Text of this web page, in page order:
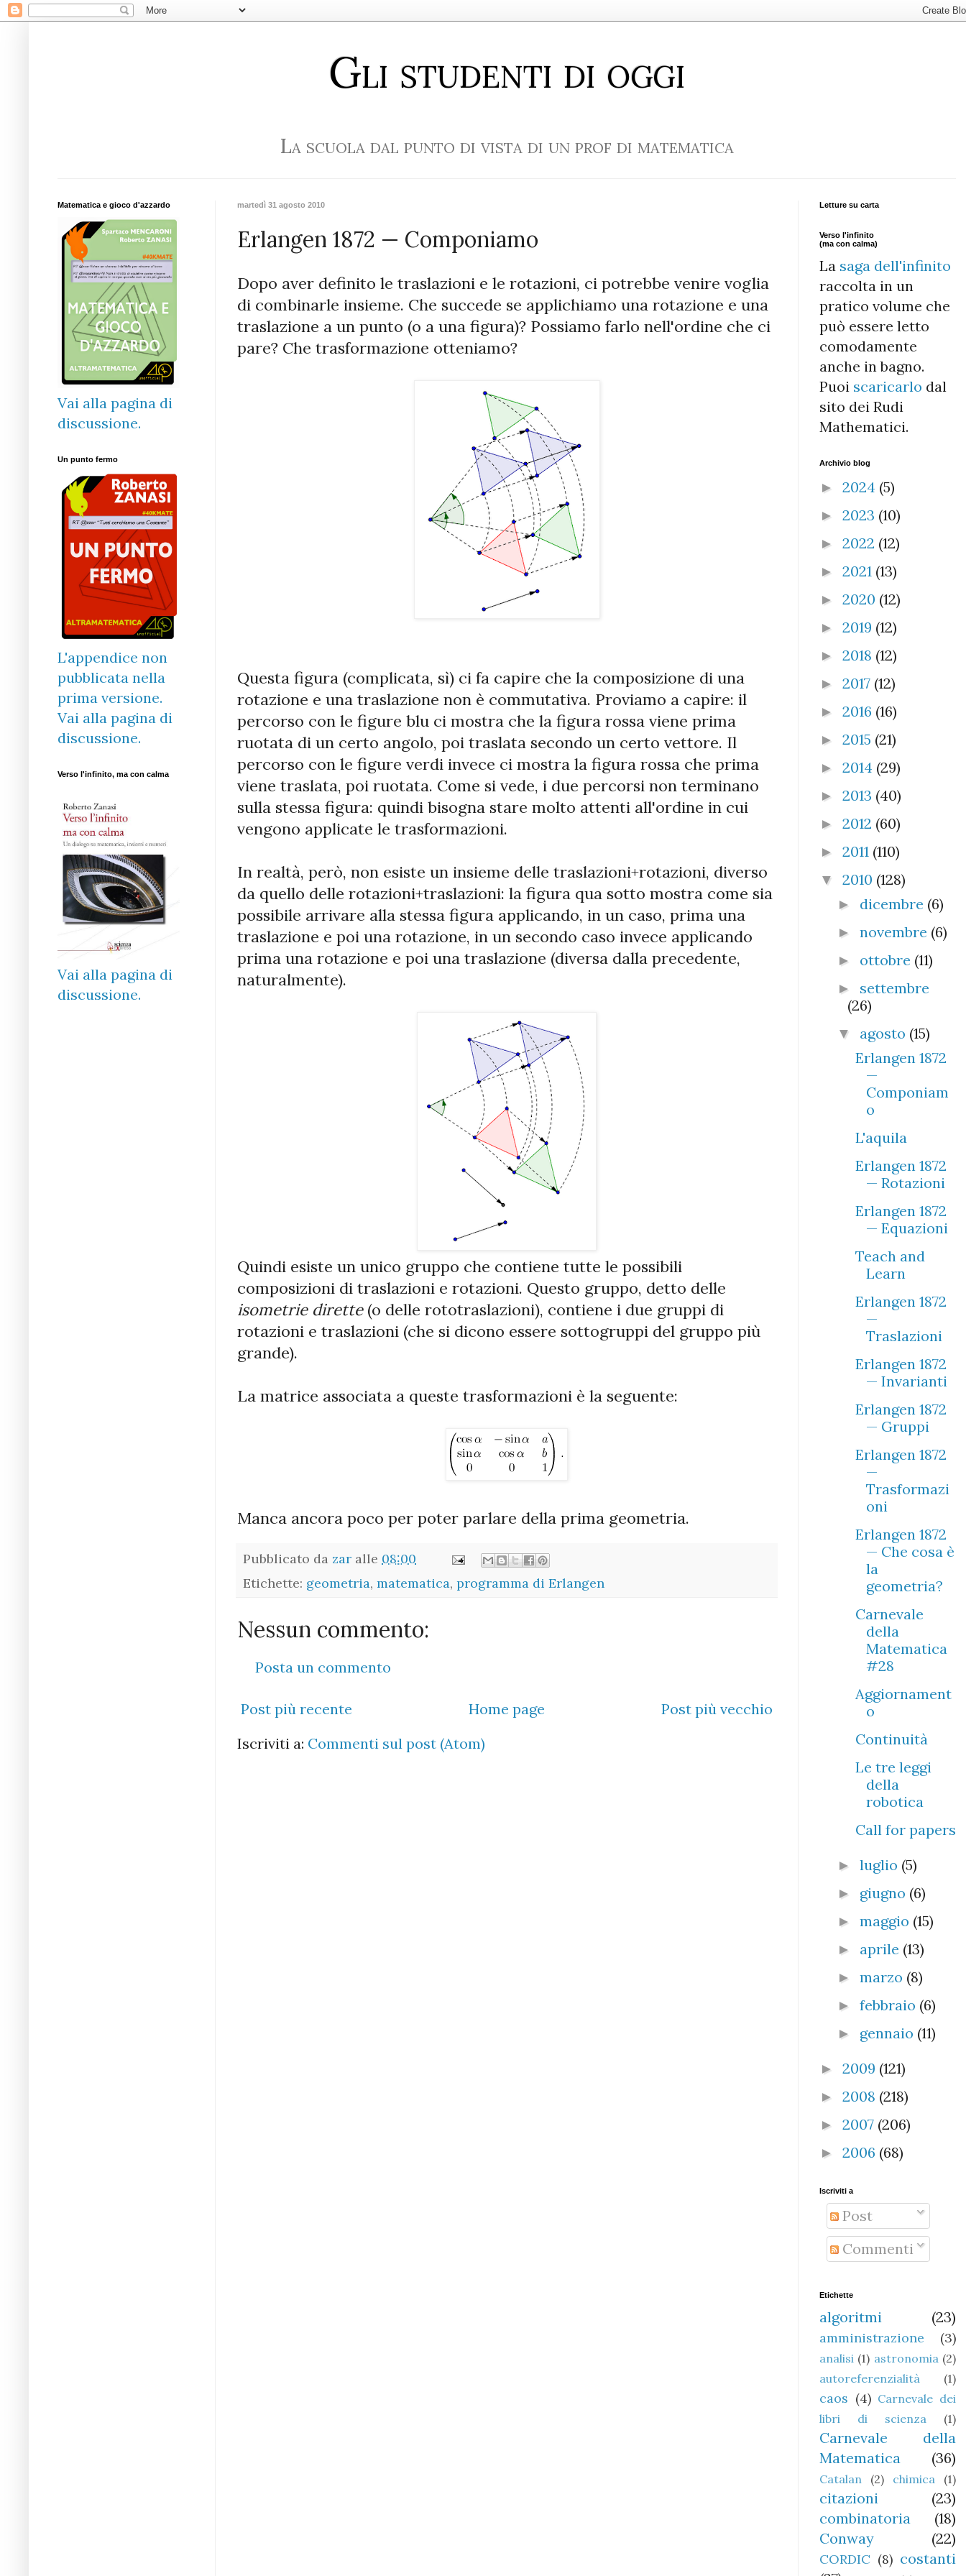
Gli studenti di oggi
La scuola dal punto di vista di un prof di matematica
martedì 31 agosto 2010
Erlangen 1872 — Componiamo
Dopo aver definito le traslazioni e le rotazioni, ci potrebbe venire voglia
di combinarle insieme. Che succede se applichiamo una rotazione e una
traslazione a un punto (o a una figura)? Possiamo farlo nell'ordine che ci
pare? Che trasformazione otteniamo?
Questa figura (complicata, sì) ci fa capire che la composizione di una
rotazione e una traslazione non è commutativa. Proviamo a capire: il
percorso con le figure blu ci mostra che la figura rossa viene prima
ruotata di un certo angolo, poi traslata secondo un certo vettore. Il
percorso con le figure verdi invece ci mostra la figura rossa che prima
viene traslata, poi ruotata. Come si vede, i due percorsi non terminano
sulla stessa figura: quindi bisogna stare molto attenti all'ordine in cui
vengono applicate le trasformazioni.
In realtà, però, non esiste un insieme delle traslazioni+rotazioni, diverso
da quello delle rotazioni+traslazioni: la figura qua sotto mostra come sia
possibile arrivare alla stessa figura applicando, in un caso, prima una
traslazione e poi una rotazione, in un secondo caso invece applicando
prima una rotazione e poi una traslazione (diversa dalla precedente,
naturalmente).
Quindi esiste un unico gruppo che contiene tutte le possibili
composizioni di traslazioni e rotazioni. Questo gruppo, detto delle
isometrie dirette(o delle rototraslazioni), contiene i due gruppi di
rotazioni e traslazioni (che si dicono essere sottogruppi del gruppo più
grande).
La matrice associata a queste trasformazioni è la seguente:
Manca ancora poco per poter parlare della prima geometria.
Pubblicato da zar alle 08:00
Etichette: geometria, matematica, programma di Erlangen
Nessun commento:
Posta un commento
Post più recente Post più vecchio
Home page
Iscriviti a: Commenti sul post (Atom)
Matematica e gioco d'azzardo
Vai alla pagina di
discussione.
Un punto fermo
L'appendice non
pubblicata nella
prima versione.
Vai alla pagina di
discussione.
Verso l'infinito, ma con calma
Vai alla pagina di
discussione.
Letture su carta
Verso l'infinito
(ma con calma)
La saga dell'infinito
raccolta in un
pratico volume che
può essere letto
comodamente
anche in bagno.
Puoi scaricarlo dal
sito dei Rudi
Mathematici.
Archivio blog
► 2024 (5)
► 2023 (10)
► 2022 (12)
► 2021 (13)
► 2020 (12)
► 2019 (12)
► 2018 (12)
► 2017 (12)
► 2016 (16)
► 2015 (21)
► 2014 (29)
► 2013 (40)
► 2012 (60)
► 2011 (110)
▼ 2010 (128)
► dicembre (6)
► novembre (6)
► ottobre (11)
► settembre
(26)
▼ agosto (15)
Erlangen 1872
—
Componiam
o
L'aquila
Erlangen 1872
— Rotazioni
Erlangen 1872
— Equazioni
Teach and
Learn
Erlangen 1872
—
Traslazioni
Erlangen 1872
— Invarianti
Erlangen 1872
— Gruppi
Erlangen 1872
—
Trasformazi
oni
Erlangen 1872
— Che cosa è
la
geometria?
Carnevale
della
Matematica
#28
Aggiornament
o
Continuità
Le tre leggi
della
robotica
Call for papers
► luglio (5)
► giugno (6)
► maggio (15)
► aprile (13)
► marzo (8)
► febbraio (6)
► gennaio (11)
► 2009 (121)
► 2008 (218)
► 2007 (206)
► 2006 (68)
Iscriviti a
Post
Commenti
Etichette
algoritmi (23)
amministrazione (3)
analisi (1) astronomia (2)
autoreferenzialità
(1)
caos (4) Carnevale dei
libri di scienza
(1)
Carnevale della
Matematica
(36)
Catalan (2) chimica (1)
citazioni
(23)
combinatoria
(18)
Conway
(22)
CORDIC (8) costanti